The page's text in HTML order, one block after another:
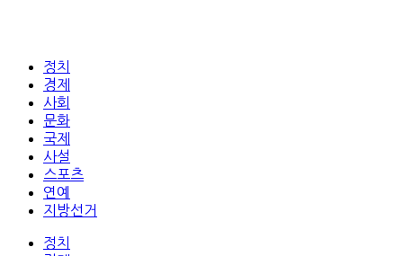
정치
경제
사회
문화
국제
사설
스포츠
연예
지방선거
정치